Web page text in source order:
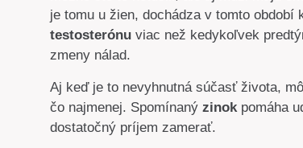
je tomu u žien, dochádza v tomto období
testosterónu viac než kedykoľvek
zmeny nálad.
Aj keď je to nevyhnutná súčasť života,
čo najmenej. Spomínaný zinokpomáha
dostatočný príjem zamerať.